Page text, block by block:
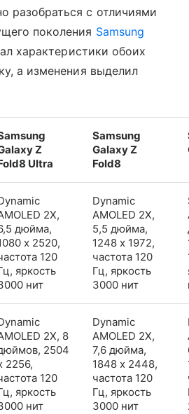
разобраться с отличиями
поколения Samsung
характеристики обоих
а изменения выделил
Z
Ultra
Samsung
Galaxy Z
Fold8
2X,
дюйма,
x 2520,
120
яркость
нит
Dynamic
AMOLED 2X,
5,5 дюйма,
1248 x 1972,
частота 120
Гц, яркость
3000 нит
2X, 8
2504
2256,
120
яркость
нит
Dynamic
AMOLED 2X,
7,6 дюйма,
1848 x 2448,
частота 120
Гц, яркость
3000 нит